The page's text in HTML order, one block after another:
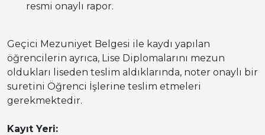
resmi onaylı rapor.
Geçici Mezuniyet Belgesi ile kaydı yapılan
öğrencilerin ayrıca, Lise Diplomalarını mezun
oldukları liseden teslim aldıklarında, noter onaylı bir
suretini Öğrenci İşlerine teslim etmeleri
gerekmektedir.
Kayıt Yeri: